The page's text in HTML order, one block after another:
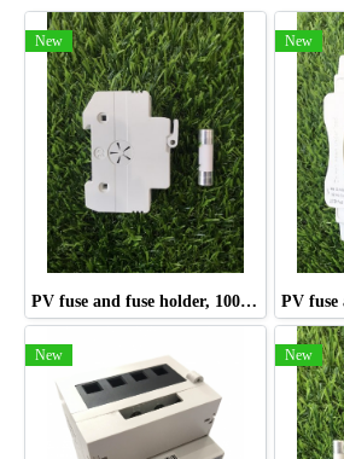
New
PV fuse and fuse holder, 1000V, 10*38mm, 15A
New
New New